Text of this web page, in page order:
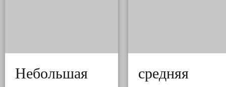
Небольшая средняя